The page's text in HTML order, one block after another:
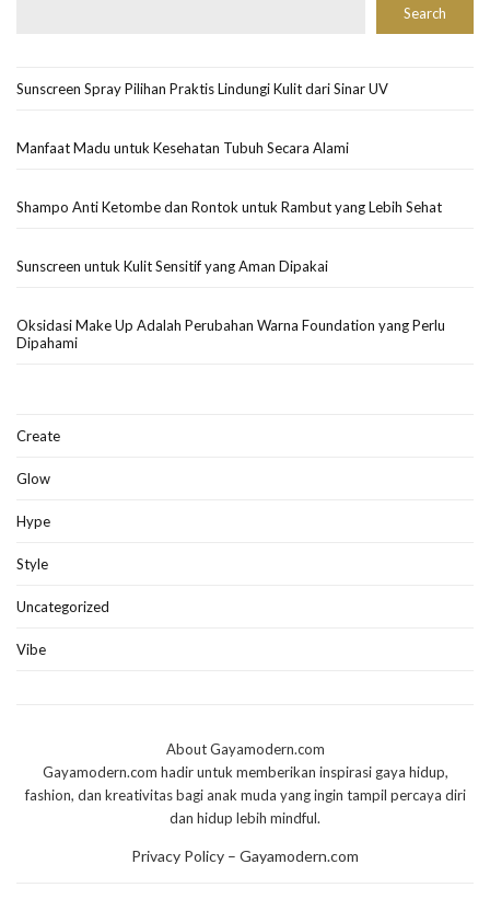
Search
Sunscreen Spray Pilihan Praktis Lindungi Kulit dari Sinar UV
Manfaat Madu untuk Kesehatan Tubuh Secara Alami
Shampo Anti Ketombe dan Rontok untuk Rambut yang Lebih Sehat
Sunscreen untuk Kulit Sensitif yang Aman Dipakai
Oksidasi Make Up Adalah Perubahan Warna Foundation yang Perlu
Dipahami
Create
Glow
Hype
Style
Uncategorized
Vibe
About Gayamodern.com
Gayamodern.com hadir untuk memberikan inspirasi gaya hidup,
fashion, dan kreativitas bagi anak muda yang ingin tampil percaya diri
dan hidup lebih mindful.
Privacy Policy – Gayamodern.com